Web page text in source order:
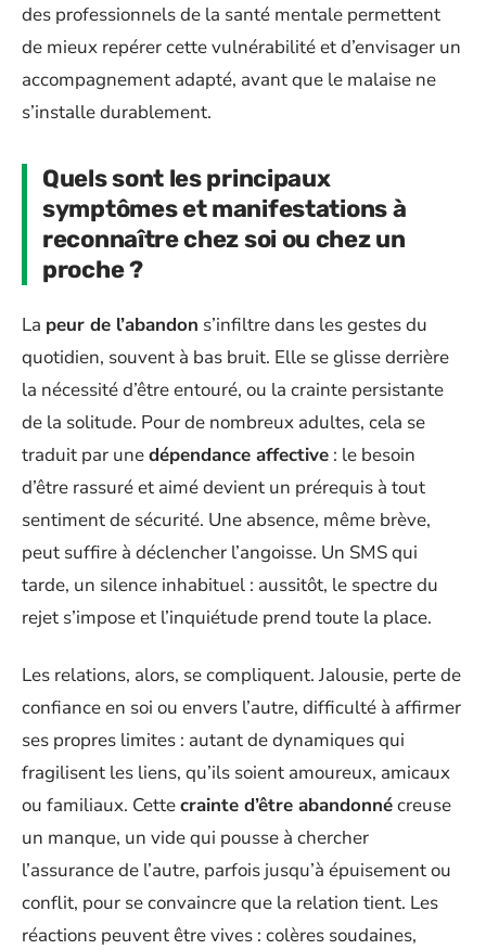
des professionnels de la santé mentale permettent
de mieux repérer cette vulnérabilité et d’envisager un
accompagnement adapté, avant que le malaise ne
s’installe durablement.
Quels sont les principaux
symptômes et manifestations à
reconnaître chez soi ou chez un
proche ?
La peur de l’abandon s’infiltre dans les gestes du
quotidien, souvent à bas bruit. Elle se glisse derrière
la nécessité d’être entouré, ou la crainte persistante
de la solitude. Pour de nombreux adultes, cela se
traduit par unedépendance affective : le besoin
d’être rassuré et aimé devient un prérequis à tout
sentiment de sécurité. Une absence, même brève,
peut suffire à déclencher l’angoisse. Un SMS qui
tarde, un silence inhabituel : aussitôt, le spectre du
rejet s’impose et l’inquiétude prend toute la place.
Les relations, alors, se compliquent. Jalousie, perte de
confiance en soi ou envers l’autre, difficulté à affirmer
ses propres limites : autant de dynamiques qui
fragilisent les liens, qu’ils soient amoureux, amicaux
ou familiaux. Cettecrainte d’être abandonnécreuse
un manque, un vide qui pousse à chercher
l’assurance de l’autre, parfois jusqu’à épuisement ou
conflit, pour se convaincre que la relation tient. Les
réactions peuvent être vives : colères soudaines,